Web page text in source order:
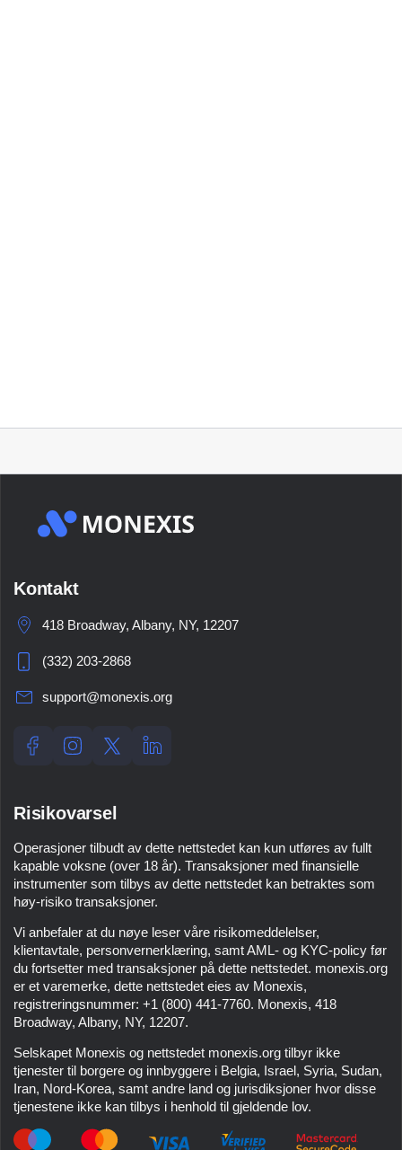
Kontakt
418 Broadway, Albany, NY, 12207
(332) 203-2868
support@monexis.org
Risikovarsel
Operasjoner tilbudt av dette nettstedet kan kun utføres av fullt
kapable voksne (over 18 år). Transaksjoner med finansielle
instrumenter som tilbys av dette nettstedet kan betraktes som
høy-risiko transaksjoner.
Vi anbefaler at du nøye leser våre risikomeddelelser,
klientavtale, personvernerklæring, samt AML- og KYC-policy før
du fortsetter med transaksjoner på dette nettstedet. monexis.org
er et varemerke, dette nettstedet eies av Monexis,
registreringsnummer: +1 (800) 441-7760. Monexis, 418
Broadway, Albany, NY, 12207.
Selskapet Monexis og nettstedet monexis.org tilbyr ikke
tjenester til borgere og innbyggere i Belgia, Israel, Syria, Sudan,
Iran, Nord-Korea, samt andre land og jurisdiksjoner hvor disse
tjenestene ikke kan tilbys i henhold til gjeldende lov.